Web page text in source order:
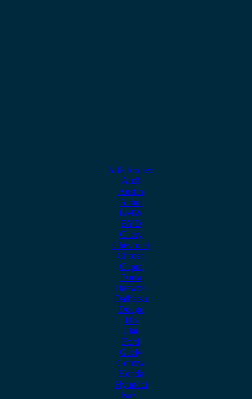
Alfa Romeo
Audi
Austin
Acura
BMW
BYD
Chery
Chevrolet
Citroen
Cupra
Dacia
Daewoo
Daihatsu
Dodge
DS
Fiat
Ford
Geely
Gonow
Honda
Hyundai
Isuzu